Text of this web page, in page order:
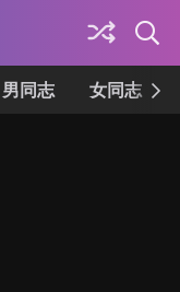
男同志 女同志